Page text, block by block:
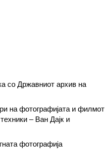
со Државниот архив на
на фотографијата и филмот
– Ван Дајк и
фотографија